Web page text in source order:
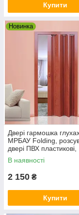
Купити
Новинка
Двері гармошка
МРБАУ Folding,
двері ПВХ пластикові,
міжкімнатні двері,
складані
В наявності
2 150 ₴
Купити